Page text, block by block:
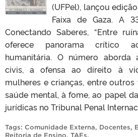
(UFPel), lançou
Faixa de Gaza. A
Conectando Saberes, “Entre
oferece panorama crítico
humanitária. O número aborda
civis, a ofensa ao direito à
mulheres e crianças, entre
saúde mental, à fome, ao papel
jurídicas no Tribunal Penal
Tags: Comunidade Externa, Docentes,
Reitoria de Ensino, TAEs.